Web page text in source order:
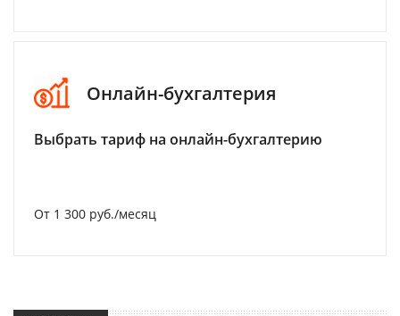
Онлайн-бухгалтерия
Выбрать тариф на онлайн-бухгалтерию
От 1 300 руб./месяц